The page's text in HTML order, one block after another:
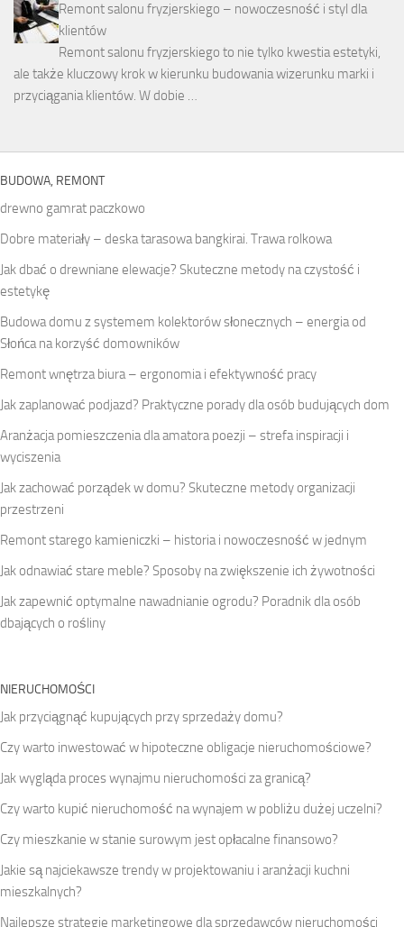
Remont salonu fryzjerskiego – nowoczesność i styl dla
klientów
Remont salonu fryzjerskiego to nie tylko kwestia estetyki,
ale także kluczowy krok w kierunku budowania wizerunku marki i
przyciągania klientów. W dobie …
BUDOWA, REMONT
drewno gamrat paczkowo
Dobre materiały – deska tarasowa bangkirai. Trawa rolkowa
Jak dbać o drewniane elewacje? Skuteczne metody na czystość i
estetykę
Budowa domu z systemem kolektorów słonecznych – energia od
Słońca na korzyść domowników
Remont wnętrza biura – ergonomia i efektywność pracy
Jak zaplanować podjazd? Praktyczne porady dla osób budujących dom
Aranżacja pomieszczenia dla amatora poezji – strefa inspiracji i
wyciszenia
Jak zachować porządek w domu? Skuteczne metody organizacji
przestrzeni
Remont starego kamieniczki – historia i nowoczesność w jednym
Jak odnawiać stare meble? Sposoby na zwiększenie ich żywotności
Jak zapewnić optymalne nawadnianie ogrodu? Poradnik dla osób
dbających o rośliny
NIERUCHOMOŚCI
Jak przyciągnąć kupujących przy sprzedaży domu?
Czy warto inwestować w hipoteczne obligacje nieruchomościowe?
Jak wygląda proces wynajmu nieruchomości za granicą?
Czy warto kupić nieruchomość na wynajem w pobliżu dużej uczelni?
Czy mieszkanie w stanie surowym jest opłacalne finansowo?
Jakie są najciekawsze trendy w projektowaniu i aranżacji kuchni
mieszkalnych?
Najlepsze strategie marketingowe dla sprzedawców nieruchomości